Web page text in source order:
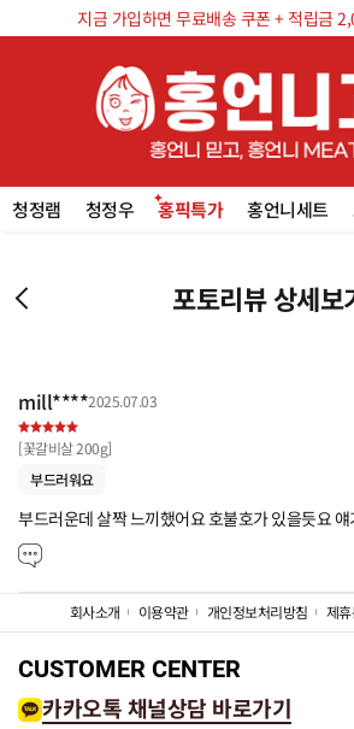
지금 가입하면 무료배송 쿠폰 + 적립금
청정램 청정우 홍픽특가 홍언니세트
포토리뷰 상세보
mill****2025.07.03
[꽃갈비살 200g]
부드러워요
부드러운데 살짝 느끼했어요 호불호가 있을듯요
회사소개 이용약관 개인정보처리방침 제
CUSTOMER CENTER
카카오톡 채널상담 바로가기